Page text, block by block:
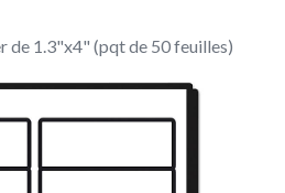
de 1.3"x4" (pqt de 50 feuilles)